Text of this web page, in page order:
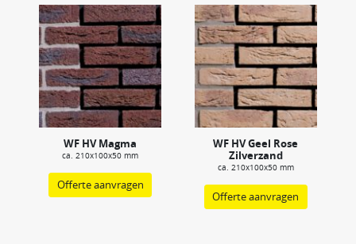
WF HV Magma
ca. 210x100x50 mm
Offerte aanvragen
WF HV Geel Rose
Zilverzand
ca. 210x100x50 mm
Offerte aanvragen